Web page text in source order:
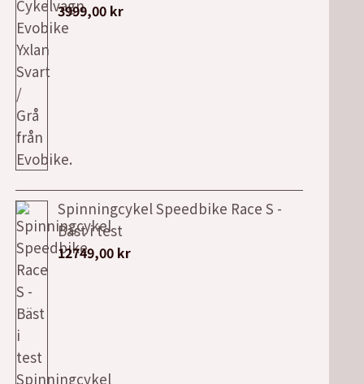
3999,00 kr
Spinningcykel Speedbike Race S -
Bäst i test
12749,00 kr